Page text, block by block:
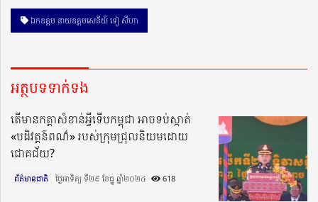
ឯកឧត្តម នាយឧត្តមសេនីយ៍ ទៀ សីហា
អត្ថបទទាក់ទង
តើមានកត្តាសំខាន់អ្វីទើបកម្ពុជា អាចទប់ស្កាត់
«បដិវត្តន៍ពណ៌» របស់ក្រុមជ្រុលនិយមដោយ
ជោគជ័យ?
ព័ត៌មានជាតិ ថ្ងៃអាទិត្យ ទី២៩ ខែធ្នូ ឆ្នាំ២០២៤​ 618